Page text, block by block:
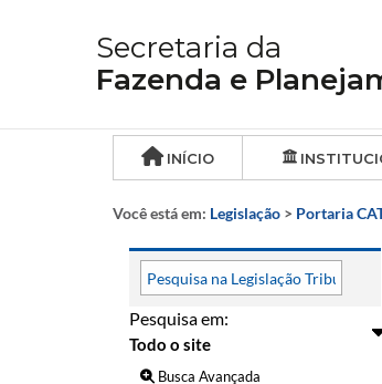
Secretaria da
Fazenda e
INÍCIO
Você está em: Legislação > Portaria
Pesquisa em:
Busca Avançada